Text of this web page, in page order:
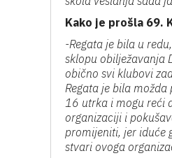
Kako je prošla 69.
-Regata je bila u
sklopu obilježavanja
obično svi klubovi
Regata je bila
16 utrka i mogu reći
organizaciji i
promijeniti, jer iduće
stvari ovoga